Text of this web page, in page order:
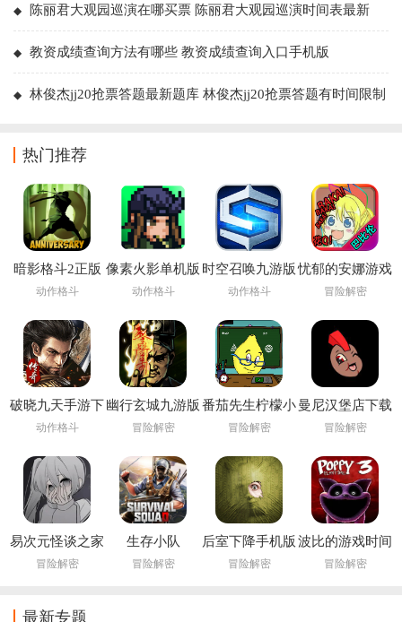
陈丽君大观园巡演在哪买票 陈丽君大观园巡演时间表最新
教资成绩查询方法有哪些 教资成绩查询入口手机版
林俊杰jj20抢票答题最新题库 林俊杰jj20抢票答题有时间限制
热门推荐
暗影格斗2正版
下载安装
2)
动作格斗
像素火影单机版
下载安装
动作格斗
时空召唤九游版
动作格斗
忧郁的安娜游戏
冒险解密
破晓九天手游下
载
动作格斗
幽行玄城九游版
冒险解密
番茄先生柠檬小
姐下载安装
冒险解密
曼尼汉堡店下载
官方
Infernal Bonds)
冒险解密
易次元怪谈之家
下载正版官方手
冒险解密
生存小队
(Survival Squad)
冒险解密
后室下降手机版
下载(Backrooms
冒险解密
波比的游戏时间
第三章手机版
冒险解密
最新专题